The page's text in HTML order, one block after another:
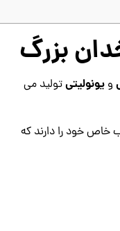
بزرگ
ویونولیتیتولید می‌
خاص خود را دارند که